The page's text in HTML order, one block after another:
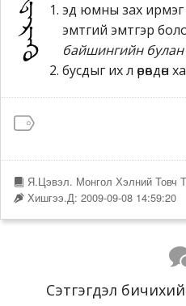
Төрөл
Татах
эд юмны зах ирмэг
эмтгий эмтгэр
байшингийн булан
бусдыг их л өрөвдөн
Я.Цэвэл. Монгол Хэлний Товч
Хишгээ.Д: 2009-09-08 14:59:20
Сэтгэгдэл